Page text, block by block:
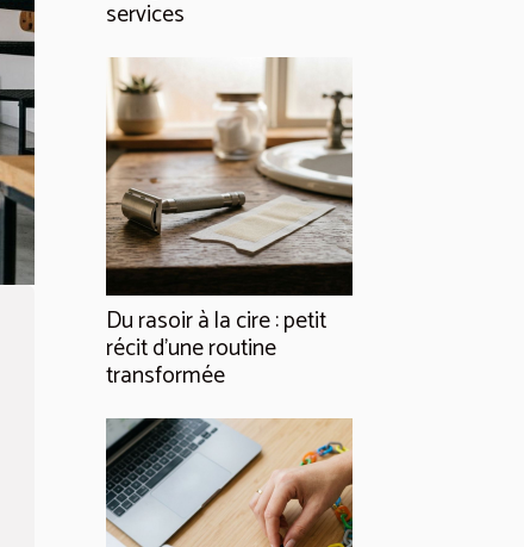
services
Du rasoir à la cire : petit
récit d’une routine
transformée